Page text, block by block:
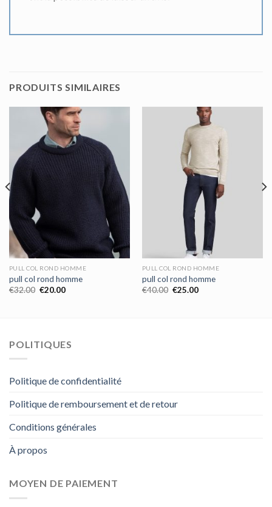
PRODUITS SIMILAIRES
PULL COL ROND HOMME
pull col rond homme
€32.00 €20.00
PULL COL ROND HOMME
pull col rond homme
€40.00 €25.00
POLITIQUES
Politique de confidentialité
Politique de remboursement et de retour
Conditions générales
À propos
MOYEN DE PAIEMENT